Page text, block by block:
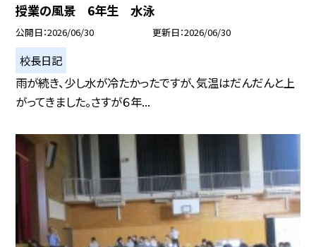
授業の風景 6年生 水泳
公開日 2026/06/30 更新日 2026/06/30
校長日記
雨が続き、少し水が冷たかったですが、気温はだんだんと上
がってきました。さすが６年...